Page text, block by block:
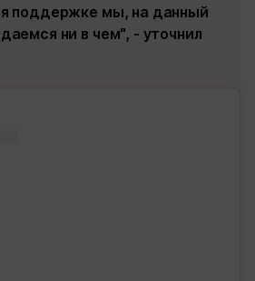
поддержке мы, на данный
ни в чем", - уточнил